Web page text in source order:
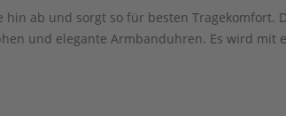
ab und sorgt so für besten Tragekomfort.
und elegante Armbanduhren. Es wird mit